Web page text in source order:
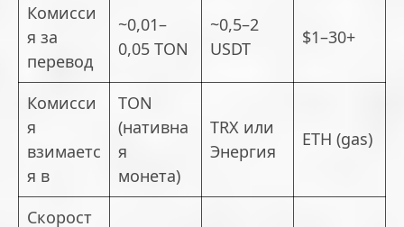
Комисси
я за
перевод
~0,01–
0,05 TON
~0,5–2
USDT
$1–30+
Комисси
я
взимаетс
я в
TON
(нативна
я
монета)
TRX или
Энергия
ETH (gas)
Скорост